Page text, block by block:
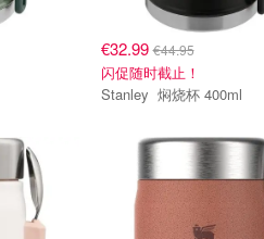
€32.99€44.95
闪促随时截止！
Stanley 焖烧杯 400ml